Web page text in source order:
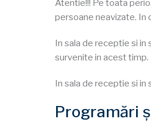
Atentie!!! Pe toata
persoane neavizate. In
In sala de receptie si in
survenite in acest timp.
In sala de receptie si in
Programări